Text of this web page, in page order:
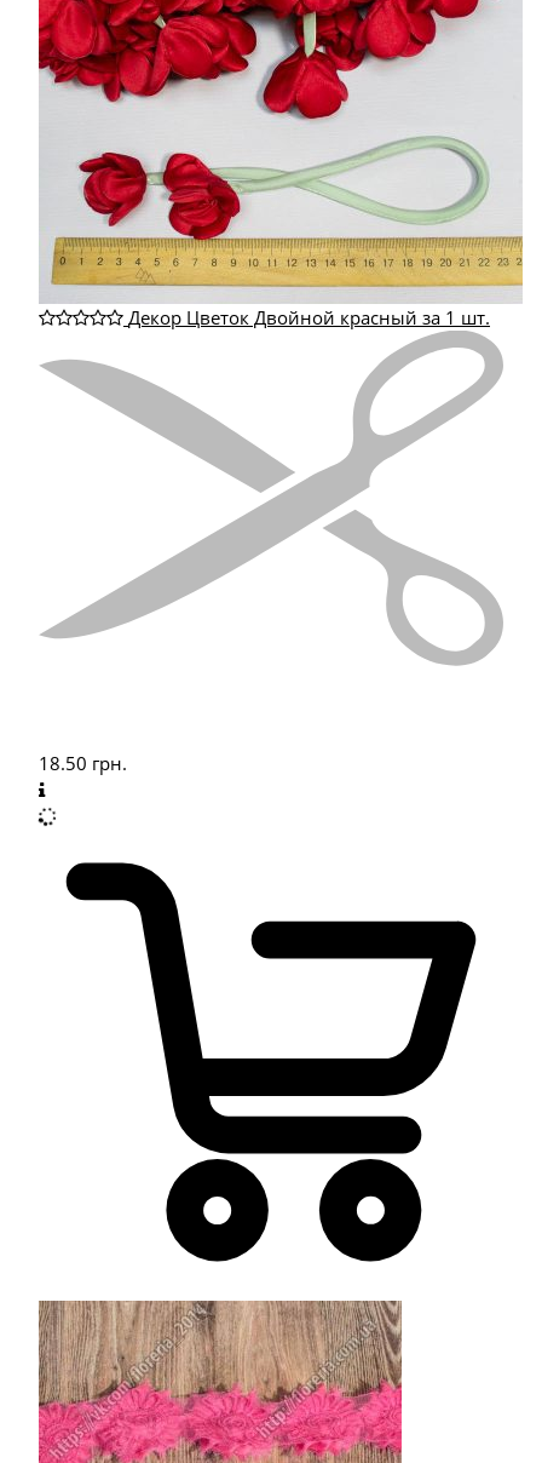
Декор Цветок Двойной красный за 1 шт.
18.50 грн.